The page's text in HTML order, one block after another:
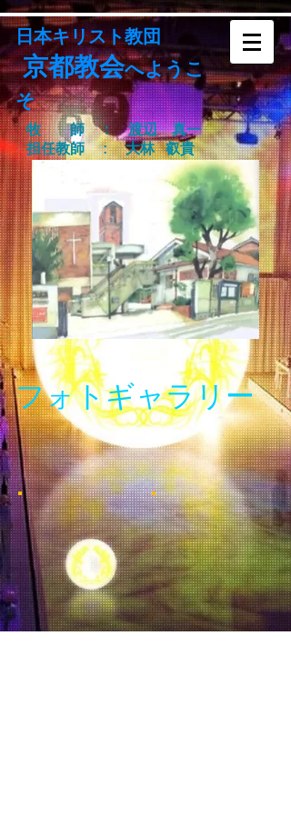
日本キリスト教団
京都教会へようこ
そ
牧 師 ： 渡辺 真一
担任教師 : 大林 叡貴
フォトギャラリー